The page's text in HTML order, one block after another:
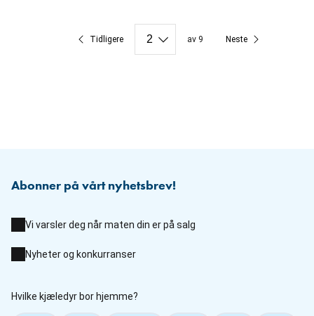
Tidligere av 9 Neste
Abonner på vårt nyhetsbrev!
Vi varsler deg når maten din er på salg
Nyheter og konkurranser
Hvilke kjæledyr bor hjemme?